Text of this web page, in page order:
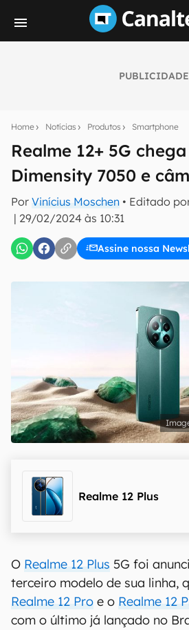
PUBLICIDADE
Home Notícias Produtos Smartphone
Realme 12+ 5G
Dimensity 7050 e
Por Vinícius Moschen • Editado
| 29/02/2024 às 10:31
Assine nossa
notícias e reviews sobre
mão.
E-mail
Uso e Política de Privacidade do
Realme 12 Plus
O Realme 12 Plus 5G foi
terceiro modelo de sua linha,
Realme 12 Pro e o Realme 12
com o último já lançado no